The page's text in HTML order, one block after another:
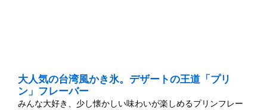
大人気の台湾風かき氷。デザートの王道「プリ
ン」フレーバー
みんな大好き、少し懐かしい味わいが楽しめるプリンフレー